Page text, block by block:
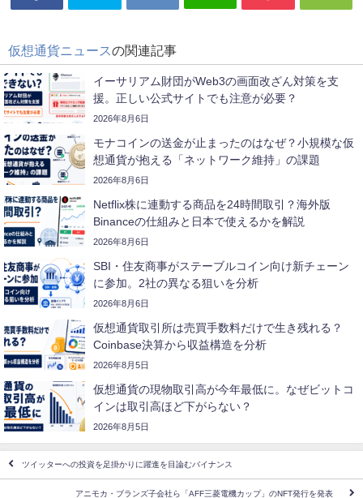
仮想通貨ニュースの関連記事
イーサリアム財団がWeb3の画面改ざん対策を支
援。正しい公式サイトでも注意が必要？
2026年8月6日
モナコインの送金が止まったのはなぜ？小規模な仮
想通貨が抱える「ネットワーク維持」の課題
2026年8月6日
Netflix株に連動する商品を24時間取引？海外版
Binanceの仕組みと日本で使えるかを解説
2026年8月6日
SBI・住友商事がステーブルコイン向け新チェーン
に参加。2社の異なる狙いを分析
2026年8月6日
仮想通貨取引所は売買手数料だけで生き残れる？
Coinbase決算から収益構造を分析
2026年8月5日
仮想通貨の現物取引高が今年最低に。なぜビットコ
インは取引高ほど下がらない？
2026年8月5日
ツイッターへの投資を足掛かりに躍進を目論むバイナンス
アニモカ・ブランズ子会社ら「AFF三菱電機カップ」のNFT発行を発表